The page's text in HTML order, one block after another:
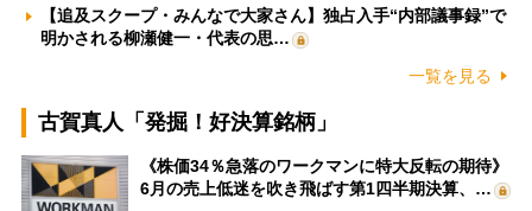
【追及スクープ・みんなで大家さん】独占入手“内部議事録”で
明かされる柳瀬健一・代表の思…
一覧を見る
古賀真人「発掘！好決算銘柄」
《株価34％急落のワークマンに特大反転の期待》
6月の売上低迷を吹き飛ばす第1四半期決算、…